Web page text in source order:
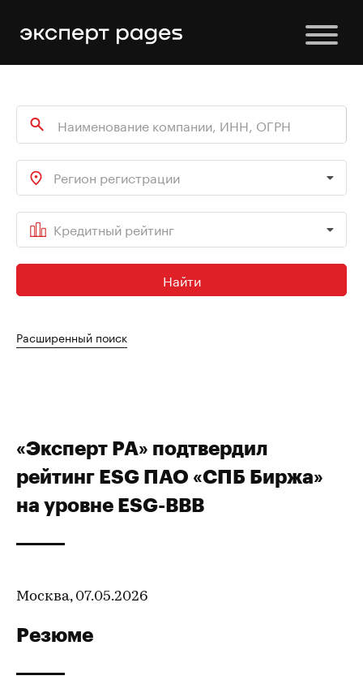
Регион регистрации
Кредитный рейтинг
Найти
Расширенный поиск
«Эксперт РА» подтвердил
рейтинг ESG ПАО «СПБ Биржа»
на уровне ESG-BBB
Москва, 07.05.2026
Резюме